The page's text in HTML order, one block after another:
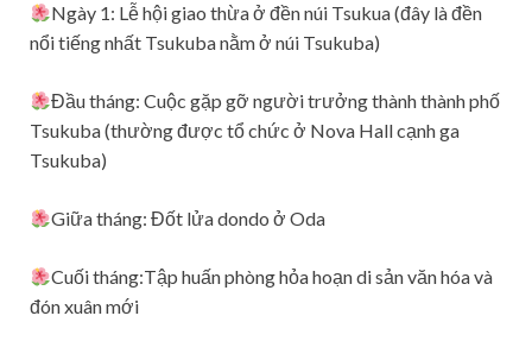
Ngày 1: Lễ hội giao thừa ở đền núi Tsukua (đây là đền
nổi tiếng nhất Tsukuba nằm ở núi Tsukuba)
Đầu tháng: Cuộc gặp gỡ người trưởng thành thành phố
Tsukuba (thường được tổ chức ở Nova Hall cạnh ga
Tsukuba)
Giữa tháng: Đốt lửa dondo ở Oda
Cuối tháng:Tập huấn phòng hỏa hoạn di sản văn hóa và
đón xuân mới